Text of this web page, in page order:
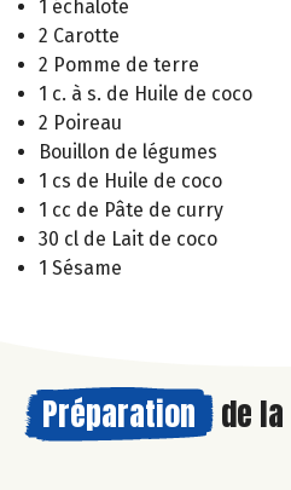
1 échalote
2 Carotte
2 Pomme de terre
1 c. à s. de Huile de coco
2 Poireau
Bouillon de légumes
1 cs de Huile de coco
1 cc de Pâte de curry
30 cl de Lait de coco
1 Sésame
Préparation de la